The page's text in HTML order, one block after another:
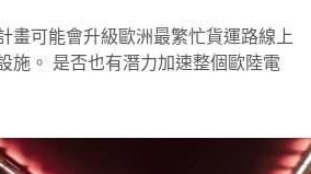
畫可能會升級歐洲最繁忙貨運路線上
施。 是否也有潛力加速整個歐陸電